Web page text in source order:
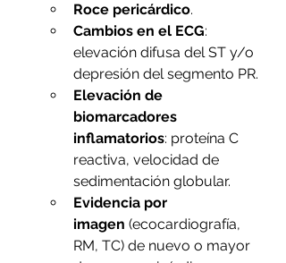
Roce pericárdico.
Cambios en el ECG:
elevación difusa del ST y/o
depresión del segmento PR.
Elevación de
biomarcadores
inflamatorios: proteína C
reactiva, velocidad de
sedimentación globular.
Evidencia por
imagen (ecocardiografía,
RM, TC) de nuevo o mayor